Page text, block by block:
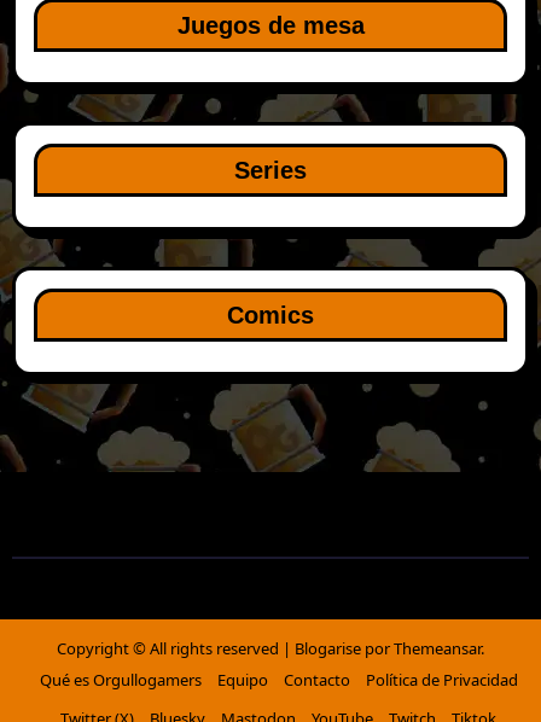
Juegos de mesa
Series
Comics
Copyright © All rights reserved | Blogarise porThemeansar.
Qué es Orgullogamers
Equipo Contacto
Política de Privacidad